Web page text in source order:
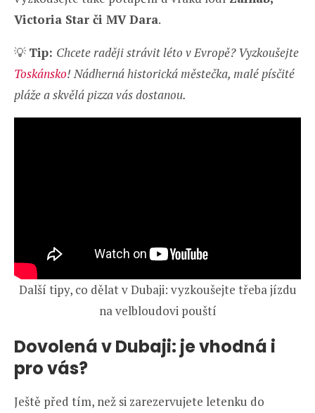
Victoria Star či MV Dara.
💡 Tip: Chcete raději strávit léto v Evropě? Vyzkoušejte
Toskánsko! Nádherná historická městečka, malé písčité
pláže a skvělá pizza vás dostanou.
Další tipy, co dělat v Dubaji: vyzkoušejte třeba jízdu
na velbloudovi pouští
Dovolená v Dubaji: je vhodná i
pro vás?
Ještě před tím, než si zarezervujete letenku do